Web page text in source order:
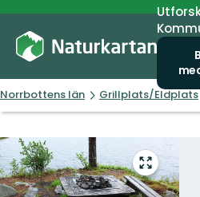
Norrbottens län Grillplats/Eldplats
Gå
till